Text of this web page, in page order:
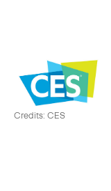
Credits: CES